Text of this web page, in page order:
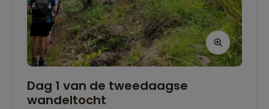
Dag 1 van de tweedaagse
wandeltocht